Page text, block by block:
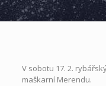
V sobotu 17. 2.
maškarní Merendu.